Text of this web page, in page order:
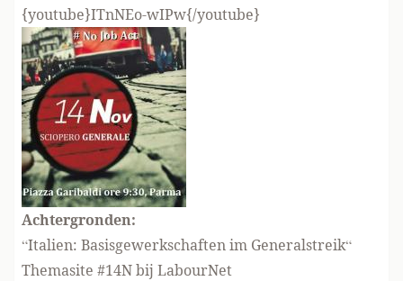
{youtube}ITnNEo-wIPw{/youtube}
Achtergronden:
“Italien: Basisgewerkschaften im Generalstreik“
Themasite #14N bij LabourNet